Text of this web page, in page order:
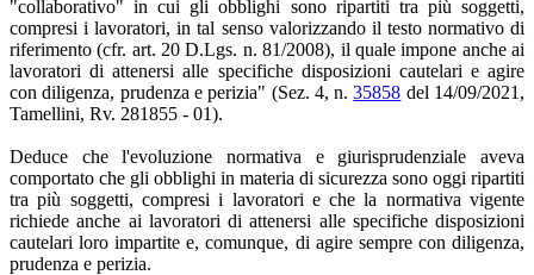
"collaborativo" in cui gli obblighi sono ripartiti tra più soggetti,
compresi i lavoratori, in tal senso valorizzando il testo normativo di
riferimento (cfr. art. 20 D.Lgs. n. 81/2008), il quale impone anche ai
lavoratori di attenersi alle specifiche disposizioni cautelari e agire
con diligenza, prudenza e perizia" (Sez. 4, n.35858 del 14/09/2021,
Tamellini, Rv. 281855 - 01).
Deduce che l'evoluzione normativa e giurisprudenziale aveva
comportato che gli obblighi in materia di sicurezza sono oggi ripartiti
tra più soggetti, compresi i lavoratori e che la normativa vigente
richiede anche ai lavoratori di attenersi alle specifiche disposizioni
cautelari loro impartite e, comunque, di agire sempre con diligenza,
prudenza e perizia.